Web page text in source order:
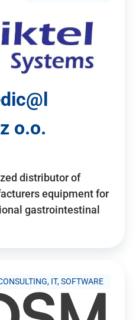
o.o.
distributor of
equipment for
gastrointestinal
IT, SOFTWARE